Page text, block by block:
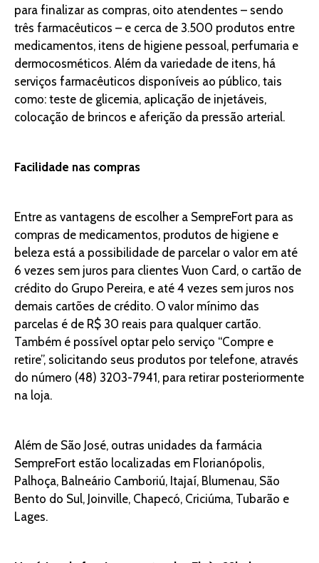
para finalizar as compras, oito atendentes – sendo
três farmacêuticos – e cerca de 3.500 produtos entre
medicamentos, itens de higiene pessoal, perfumaria e
dermocosméticos. Além da variedade de itens, há
serviços farmacêuticos disponíveis ao público, tais
como: teste de glicemia, aplicação de injetáveis,
colocação de brincos e aferição da pressão arterial.
Facilidade nas compras
Entre as vantagens de escolher a SempreFort para as
compras de medicamentos, produtos de higiene e
beleza está a possibilidade de parcelar o valor em até
6 vezes sem juros para clientes Vuon Card, o cartão de
crédito do Grupo Pereira, e até 4 vezes sem juros nos
demais cartões de crédito. O valor mínimo das
parcelas é de R$ 30 reais para qualquer cartão.
Também é possível optar pelo serviço “Compre e
retire”, solicitando seus produtos por telefone, através
do número (48) 3203-7941, para retirar posteriormente
na loja.
Além de São José, outras unidades da farmácia
SempreFort estão localizadas em Florianópolis,
Palhoça, Balneário Camboriú, Itajaí, Blumenau, São
Bento do Sul, Joinville, Chapecó, Criciúma, Tubarão e
Lages.